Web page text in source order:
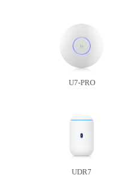
U7-PRO
UDR7